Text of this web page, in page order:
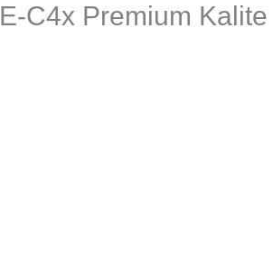
C4x Premium Kalite